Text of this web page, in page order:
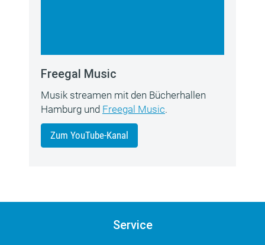
Freegal Music
Musik streamen mit den Bücherhallen
Hamburg und Freegal Music.
Zum YouTube-Kanal
Service